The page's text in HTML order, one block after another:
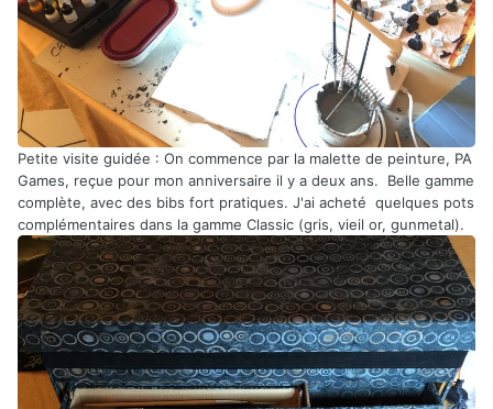
Petite visite guidée : On commence par la malette de peinture, PA
Games, reçue pour mon anniversaire il y a deux ans. Belle gamme
complète, avec des bibs fort pratiques. J'ai acheté quelques pots
complémentaires dans la gamme Classic (gris, vieil or, gunmetal).